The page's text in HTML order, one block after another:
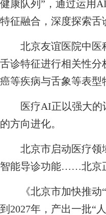
健康队列”，通过运用
特征融合，深度探索
北京友谊医院中医科
舌诊特征进行相关性
癌等疾病与舌象等表
医疗AI正以强大的计
的方向进化。
北京市启动医疗领域
智能导诊功能……北京
《北京市加快推动“
到2027年，产出一批“